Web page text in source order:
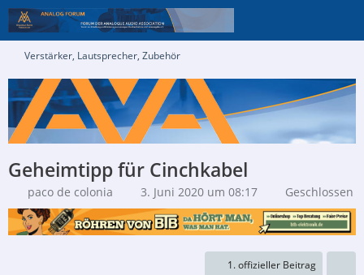
Verstärker, Lautsprecher, Zubehör
Geheimtipp für Cinchkabel
paco de colonia 3. Juni 2020 um 08:17 Geschlossen
1. offizieller Beitrag